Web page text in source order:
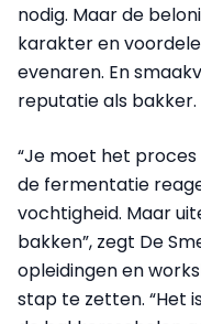
nodig. Maar de
karakter en
evenaren. En
reputatie als bakker.
“Je moet het
de fermentatie
vochtigheid. Maar
bakken”, zegt De
opleidingen en
stap te zetten. “Het